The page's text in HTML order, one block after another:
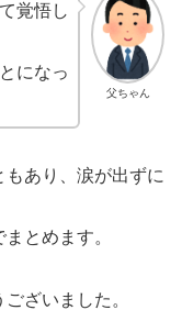
父ちゃん
覚悟し
になっ
あり、涙が出ずに
とめます。
ざいました。